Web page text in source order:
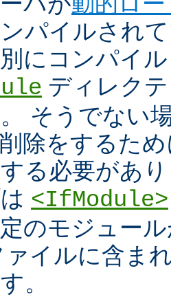
パイルされ
にコンパイ
ディレク
そうでない
除をするた
る必要があ
<IfModule>
のモジュー
ァイルに含ま
。